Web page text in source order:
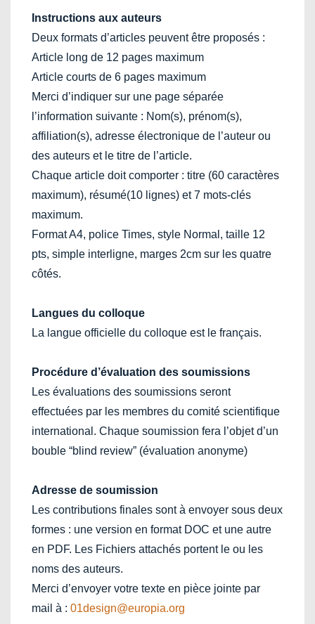
Instructions aux auteurs
Deux formats d’articles peuvent être proposés :
Article long de 12 pages maximum
Article courts de 6 pages maximum
Merci d’indiquer sur une page séparée
l’information suivante : Nom(s), prénom(s),
affiliation(s), adresse électronique de l’auteur ou
des auteurs et le titre de l’article.
Chaque article doit comporter : titre (60 caractères
maximum), résumé(10 lignes) et 7 mots-clés
maximum.
Format A4, police Times, style Normal, taille 12
pts, simple interligne, marges 2cm sur les quatre
côtés.
Langues du colloque
La langue officielle du colloque est le français.
Procédure d’évaluation des soumissions
Les évaluations des soumissions seront
effectuées par les membres du comité scientifique
international. Chaque soumission fera l’objet d’un
bouble “blind review” (évaluation anonyme)
Adresse de soumission
Les contributions finales sont à envoyer sous deux
formes : une version en format DOC et une autre
en PDF. Les Fichiers attachés portent le ou les
noms des auteurs.
Merci d’envoyer votre texte en pièce jointe par
mail à : 01design@europia.org